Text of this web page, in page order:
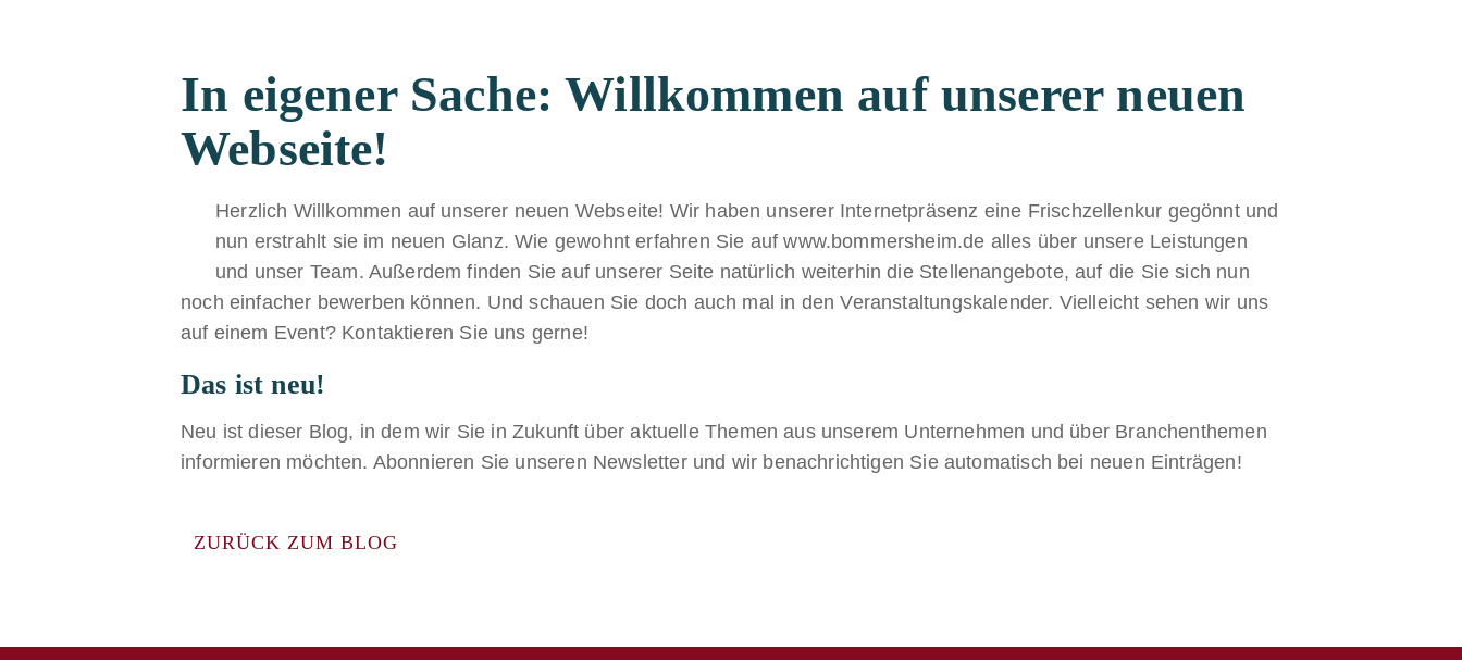
In eigener Sache: Willkommen auf unserer neuen
Webseite!
Herzlich Willkommen auf unserer neuen Webseite! Wir haben unserer Internetpräsenz eine Frischzellenkur gegönnt und
nun erstrahlt sie im neuen Glanz. Wie gewohnt erfahren Sie auf www.bommersheim.de alles über unsere Leistungen
und unser Team. Außerdem finden Sie auf unserer Seite natürlich weiterhin die Stellenangebote, auf die Sie sich nun
noch einfacher bewerben können. Und schauen Sie doch auch mal in den Veranstaltungskalender. Vielleicht sehen wir uns
auf einem Event? Kontaktieren Sie uns gerne!
Das ist neu!
Neu ist dieser Blog, in dem wir Sie in Zukunft über aktuelle Themen aus unserem Unternehmen und über Branchenthemen
informieren möchten. Abonnieren Sie unseren Newsletter und wir benachrichtigen Sie automatisch bei neuen Einträgen!
ZURÜCK ZUM BLOG